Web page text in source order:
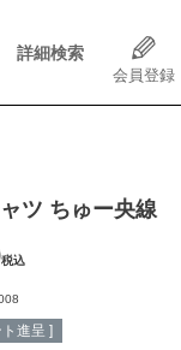
詳細検索
会員登録
ツ ちゅー央線
税込
進呈 ]